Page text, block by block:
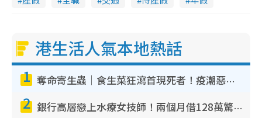
港生活人氣本地熱話
1 奪命寄生蟲｜食生菜狂瀉首現死者！疫潮惡化錄1.8萬宗病例 揭洗菜3大謬誤
2 銀行高層戀上水療女技師！兩個月借128萬驚覺「沉船」沉落火海 揭背後疑似邪教操控賣淫